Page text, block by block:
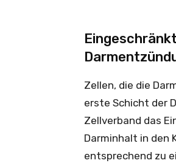
Zellen, die die
erste Schicht der
Zellverband das
Darminhalt in den
entsprechend zu